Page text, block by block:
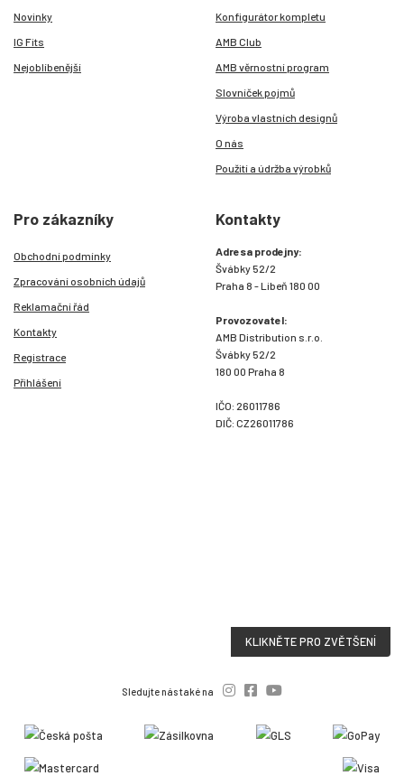
Novinky
IG Fits
Nejoblíbenější
Konfigurátor kompletu
AMB Club
AMB věrnostní program
Slovníček pojmů
Výroba vlastních designů
O nás
Použití a údržba výrobků
Pro zákazníky
Obchodní podmínky
Zpracování osobních údajů
Reklamační řád
Kontakty
Registrace
Přihlášení
Kontakty
Adresa prodejny:
Švábky 52/2
Praha 8 - Libeň 180 00
Provozovatel:
AMB Distribution s.r.o.
Švábky 52/2
180 00 Praha 8
IČO: 26011786
DIČ: CZ26011786
KLIKNĚTE PRO ZVĚTŠENÍ
Sledujte nás také na